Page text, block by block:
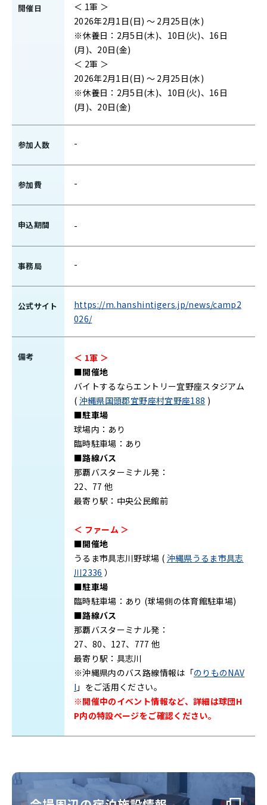
開催日
＜ 1軍 ＞
2026年2月1日(日) ～ 2月25日(水)
※休養日：2月5日(木)、10日(火)、16日
(月)、20日(金)
＜ 2軍 ＞
2026年2月1日(日) ～ 2月25日(水)
※休養日：2月5日(木)、10日(火)、16日
(月)、20日(金)
参加人数 -
参加費 -
申込期間 -
事務局 -
公式サイト
https://m.hanshintigers.jp/news/camp2
026/
備考
＜ 1軍 ＞
■開催地
バイトするならエントリー宜野座スタジアム
( 沖縄県国頭郡宜野座村宜野座188 )
■駐車場
球場内：あり
臨時駐車場：あり
■路線バス
那覇バスターミナル発：
22、77 他
最寄り駅：中央公民館前
＜ ファーム ＞
■開催地
うるま市具志川野球場 ( 沖縄県うるま市具志
川2336 ）
■駐車場
臨時駐車場：あり (球場側の体育館駐車場)
■路線バス
那覇バスターミナル発：
27、80、127、777 他
最寄り駅：具志川
※沖縄県内のバス路線情報は「のりものNAV
I 」をご活用ください。
※開催中のイベント情報など、詳細は球団H
P内の特設ページをご確認ください。